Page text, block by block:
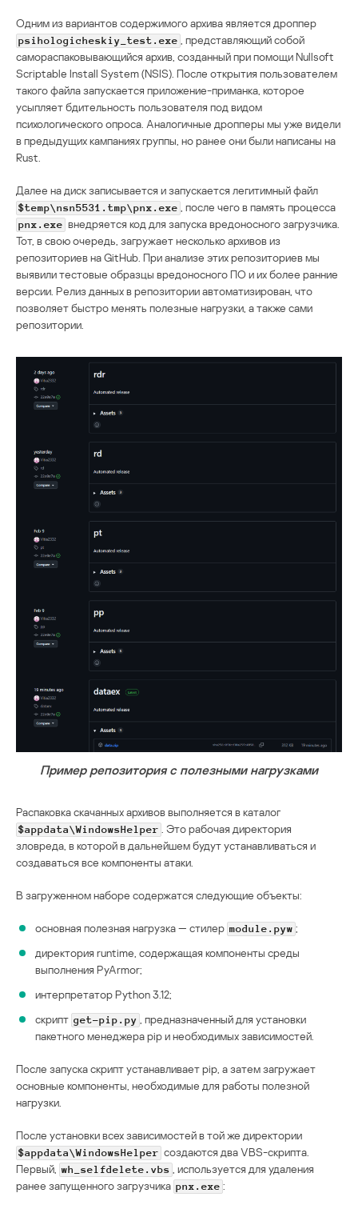
Одним из вариантов содержимого архива является дроппер
psihologicheskiy_test.exe
, представляющий собой
самораспаковывающийся архив, созданный при помощи Nullsoft
Scriptable Install System (NSIS). После открытия пользователем
такого файла запускается приложение-приманка, которое
усыпляет бдительность пользователя под видом
психологического опроса. Аналогичные дропперы мы уже видели
в предыдущих кампаниях группы, но ранее они были написаны на
Rust.
Далее на диск записывается и запускается легитимный файл
$temp\nsn5531.tmp\pnx.exe , после чего в память процесса
pnx.exe внедряется код для запуска вредоносного загрузчика.
Тот, в свою очередь, загружает несколько архивов из
репозиториев на GitHub. При анализе этих репозиториев мы
выявили тестовые образцы вредоносного ПО и их более ранние
версии. Релиз данных в репозитории автоматизирован, что
позволяет быстро менять полезные нагрузки, а также сами
репозитории.
Пример репозитория с полезными нагрузками
Распаковка скачанных архивов выполняется в каталог
$appdata\WindowsHelper
. Это рабочая директория
зловреда, в которой в дальнейшем будут устанавливаться и
создаваться все компоненты атаки.
В загруженном наборе содержатся следующие объекты:
основная полезная нагрузка — стилер module.pyw ;
директория runtime, содержащая компоненты среды
выполнения PyArmor;
интерпретатор Python 3.12;
скрипт get-pip.py
, предназначенный для установки
пакетного менеджера pip и необходимых зависимостей.
После запуска скрипт устанавливает pip, а затем загружает
основные компоненты, необходимые для работы полезной
нагрузки.
После установки всех зависимостей в той же директории
$appdata\WindowsHelper создаются два VBS-скрипта.
Первый,
wh_selfdelete.vbs
, используется для удаления
ранее запущенного загрузчика pnx.exe :